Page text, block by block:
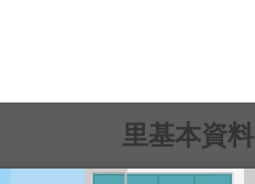
里基本資料